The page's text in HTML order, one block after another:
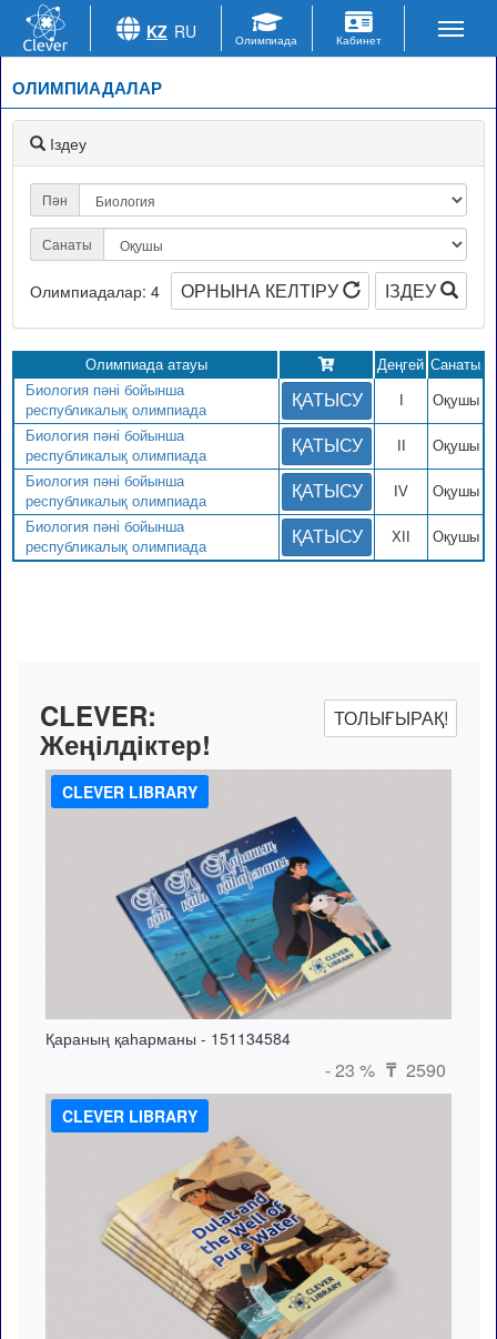
ОЛИМПИАДАЛАР
Іздеу
Пән
Санаты
Олимпиадалар: 4 ІЗДЕУ
ОРНЫНА КЕЛТІРУ
Олимпиада атауы Деңгей Санаты
Биология пәні бойынша
республикалық олимпиада
ҚАТЫСУ Оқушы
Биология пәні бойынша
республикалық олимпиада
ҚАТЫСУ Оқушы
Биология пәні бойынша
республикалық олимпиада
ҚАТЫСУ IV Оқушы
Биология пәні бойынша
республикалық олимпиада
ҚАТЫСУ XII Оқушы
CLEVER:
Жеңілдіктер!
ТОЛЫҒЫРАҚ!
CLEVER LIBRARY
Қараның қаһарманы - 151134584
- 23 % ₸ 2590
CLEVER LIBRARY
KZ RU